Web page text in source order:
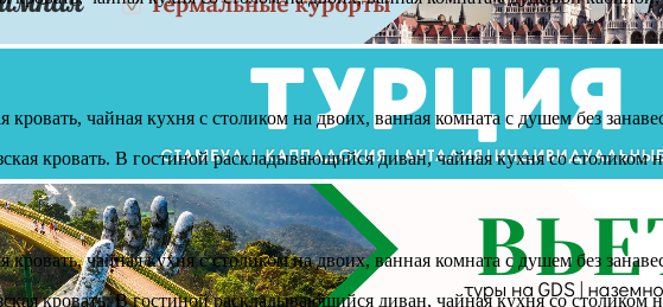
чайная кухня с столиком на двоих, ванная комната с душем без
кровать. В гостиной раскладывающийся диван, чайная кухня со столиком
чайная кухня с столиком на двоих, ванная комната с душем без
кровать. В гостиной раскладывающийся диван, чайная кухня со столиком